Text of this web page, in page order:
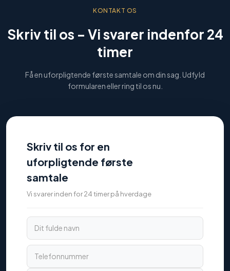
KONTAKT OS
Skriv til os – Vi svarer indenfor 24
timer
Få en uforpligtende første samtale om din sag. Udfyld
formularen eller ring til os nu.
Skriv til os for en
uforpligtende første
samtale
Vi svarer inden for 24 timer på hverdage
Dit fulde navn
Telefonnummer
E-mail